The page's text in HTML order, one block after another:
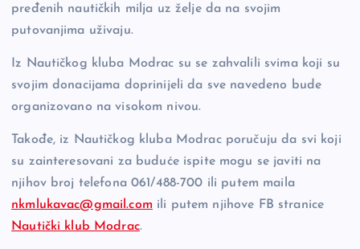
pređenih nautičkih milja uz želje da na svojim
putovanjima uživaju.
Iz Nautičkog kluba Modrac su se zahvalili svima koji su
svojim donacijama doprinijeli da sve navedeno bude
organizovano na visokom nivou.
Takođe, iz Nautičkog kluba Modrac poručuju da svi koji
su zainteresovani za buduće ispite mogu se javiti na
njihov broj telefona 061/488-700 ili putem maila
nkmlukavac@gmail.com ili putem njihove FB stranice
Nautički klub Modrac.